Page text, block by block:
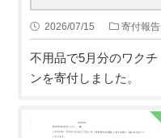
2026/07/15 寄付報告
不用品で5月分のワクチ
ンを寄付しました。